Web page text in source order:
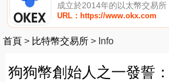
成立於2014年的以太幣交易所
URL：https://www.okx.com
首頁 > 比特幣交易所 > Info
狗狗幣創始人之一發誓